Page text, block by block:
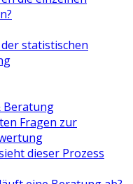
statistischen
Beratung
Fragen zur
dieser Prozess